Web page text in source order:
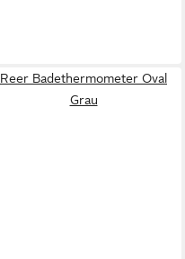
Reer Badethermometer Oval
Grau